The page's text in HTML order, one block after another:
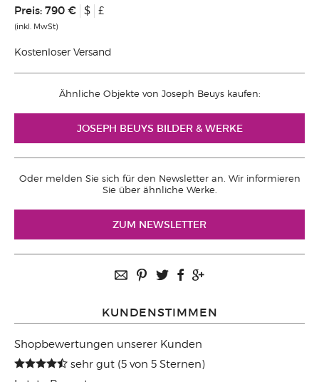
Preis: 790 € $ £
(inkl. MwSt)
Kostenloser Versand
Ähnliche Objekte von Joseph Beuys kaufen:
JOSEPH BEUYS BILDER & WERKE
Oder melden Sie sich für den Newsletter an. Wir informieren
Sie über ähnliche Werke.
ZUM NEWSLETTER
KUNDENSTIMMEN
Shopbewertungen unserer Kunden
sehr gut (5 von 5 Sternen)